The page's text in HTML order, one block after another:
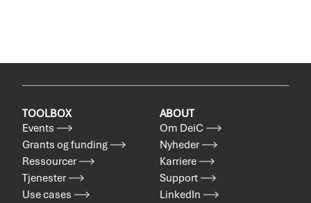
TOOLBOX
Events
Grants og funding
Ressourcer
Tjenester
Use cases
ABOUT
Om DeiC
Nyheder
Karriere
Support
LinkedIn